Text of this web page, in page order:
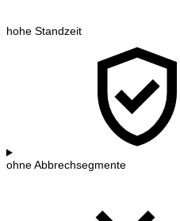
hohe Standzeit
ohne Abbrechsegmente